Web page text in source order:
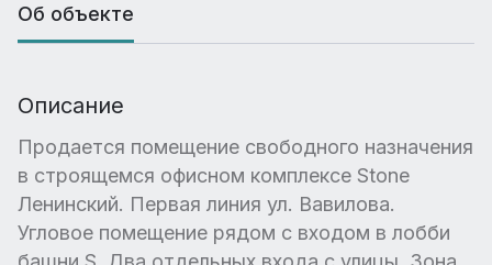
Об объекте
Описание
Продается помещение свободного назначения
в строящемся офисном комплексе Stone
Ленинский. Первая линия ул. Вавилова.
Угловое помещение рядом с входом в лобби